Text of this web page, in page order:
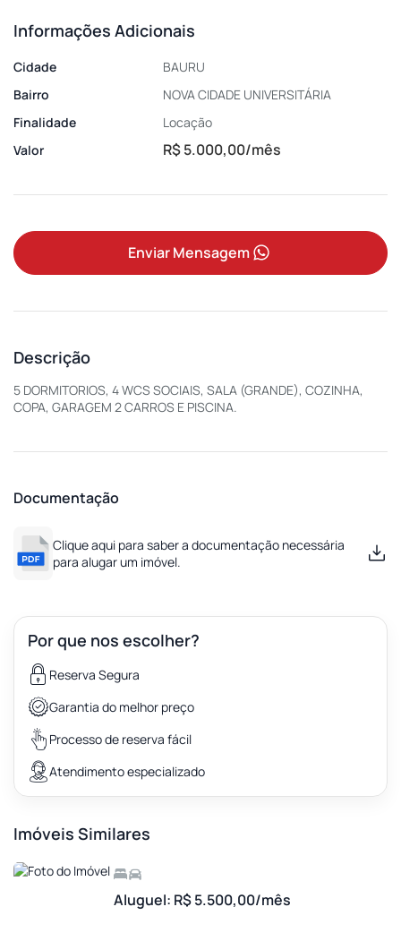
Informações Adicionais
Cidade
BAURU
Bairro
NOVA CIDADE UNIVERSITÁRIA
Finalidade
Locação
Valor
R$ 5.000,00/mês
Enviar Mensagem
Descrição
5 DORMITORIOS, 4 WCS SOCIAIS, SALA (GRANDE), COZINHA,
COPA, GARAGEM 2 CARROS E PISCINA.
Documentação
Clique aqui para saber a documentação necessária
para alugar um imóvel.
Por que nos escolher?
Reserva Segura
Garantia do melhor preço
Processo de reserva fácil
Atendimento especializado
Imóveis Similares
Aluguel: R$ 5.500,00/mês